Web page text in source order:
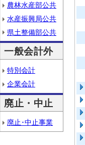
農林水産部公共
水産振興局公共
県土整備部公共
一般会計外
特別会計
企業会計
廃止・中止
廃止･中止事業